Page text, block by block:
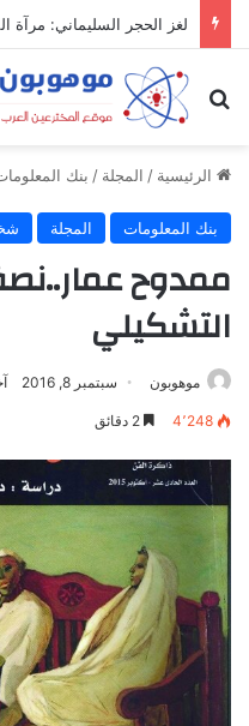
لغز الحجر السليماني: مرآة
بحث عن
الرئيسية / المجلة / بنك
بنك المعلومات المجلة
ممدوح
التشكيلي
موهوبون سبتمبر 8, 2016
4٬248